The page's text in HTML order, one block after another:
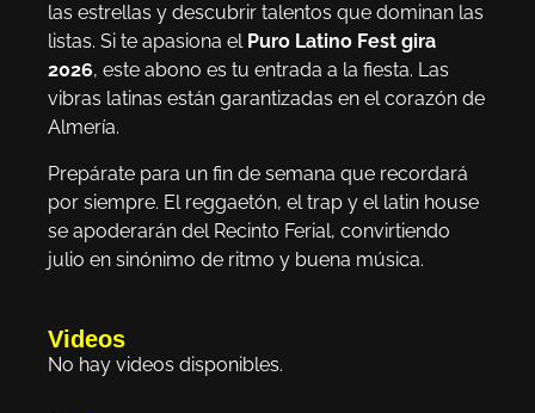
las estrellas y descubrir talentos que dominan las
listas. Si te apasiona el Puro Latino Fest gira
2026, este abono es tu entrada a la fiesta. Las
vibras latinas están garantizadas en el corazón de
Almería.
Prepárate para un fin de semana que recordará
por siempre. El reggaetón, el trap y el latin house
se apoderarán del Recinto Ferial, convirtiendo
julio en sinónimo de ritmo y buena música.
Videos
No hay videos disponibles.